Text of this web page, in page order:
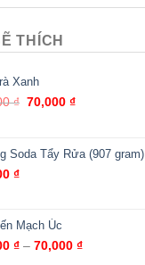
THÍCH
Xanh
₫ 70,000₫
Soda Tẩy Rửa (907 gram)
₫
Mạch Úc
₫ – 70,000 ₫